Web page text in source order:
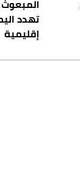
تهدد
إقليمية